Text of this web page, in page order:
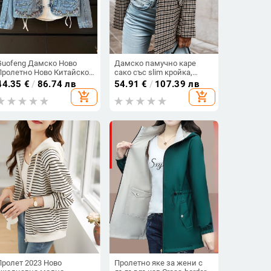
Дамско Ново
Ново Китайско
Дънково Яке с
Дизайн на Къса Дънкова
с Ретро Топ
€ / 86.74 лв
add_shopping_cart
Дамско памучно каре
сако със slim кройка,
средна дължина, дълги
54.91 € / 107.39 лв
add_shopping_cart
2023 Ново
Пролетно яке за жени с